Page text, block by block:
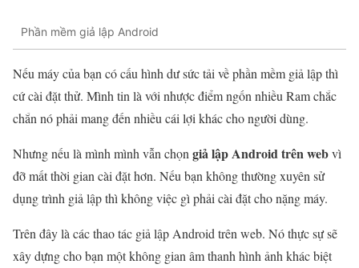
Phần mềm giả lập Android
Nếu máy của bạn có cấu hình dư sức tải về phần mềm giả lập thì
cứ cài đặt thử. Mình tin là với nhược điểm ngốn nhiều Ram chắc
chắn nó phải mang đến nhiều cái lợi khác cho người dùng.
Nhưng nếu là mình mình vẫn chọn giả lập Android trên webvì
đỡ mất thời gian cài đặt hơn. Nếu bạn không thường xuyên sử
dụng trình giả lập thì không việc gì phải cài đặt cho nặng máy.
Trên đây là các thao tác giả lập Android trên web. Nó thực sự sẽ
xây dựng cho bạn một không gian âm thanh hình ảnh khác biệt